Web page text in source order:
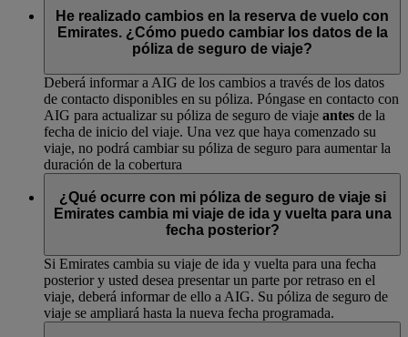
He realizado cambios en la reserva de vuelo con
Emirates. ¿Cómo puedo cambiar los datos de la
póliza de seguro de viaje?
Deberá informar a AIG de los cambios a través de los datos
de contacto disponibles en su póliza. Póngase en contacto con
AIG para actualizar su póliza de seguro de viaje antes de la
fecha de inicio del viaje. Una vez que haya comenzado su
viaje, no podrá cambiar su póliza de seguro para aumentar la
duración de la cobertura
¿Qué ocurre con mi póliza de seguro de viaje si
Emirates cambia mi viaje de ida y vuelta para una
fecha posterior?
Si Emirates cambia su viaje de ida y vuelta para una fecha
posterior y usted desea presentar un parte por retraso en el
viaje, deberá informar de ello a AIG. Su póliza de seguro de
viaje se ampliará hasta la nueva fecha programada.